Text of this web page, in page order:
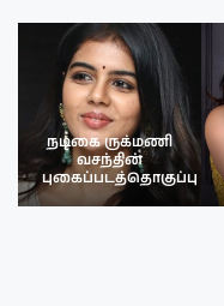
நடிகை ருக்மணி
வசந்தின்
புகைப்படத்தொகுப்பு